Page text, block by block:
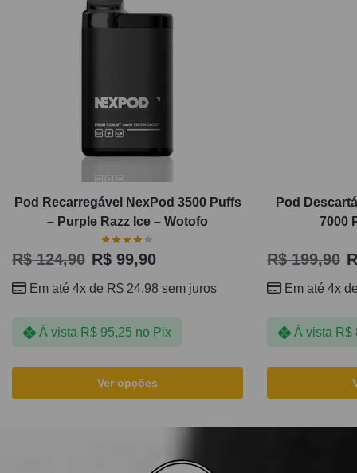
Pod Recarregável NexPod 3500 Puffs
– Purple Razz Ice – Wotofo
R$124,90 R$ 99,90
Em até 4x de R$ 24,98 sem juros
À vista R$95,25 no Pix
Ver opções
Pod
7000
R$199,90
Em até 4x
À vista R$